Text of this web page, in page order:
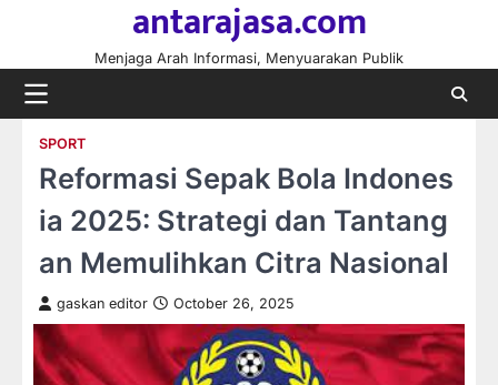
content
antarajasa.com
Menjaga Arah Informasi, Menyuarakan Publik
SPORT
Reformasi Sepak Bola Indones
ia 2025: Strategi dan Tantang
an Memulihkan Citra Nasional
gaskan editor October 26, 2025